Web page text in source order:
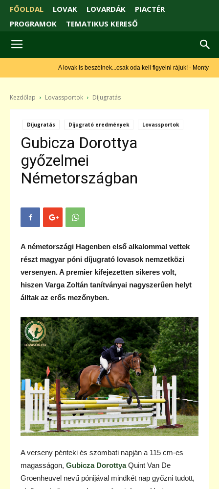
FŐOLDAL LOVAK LOVARDÁK
PIACTÉR
PROGRAMOK
TEMATIKUS KERESŐ
A lovak is beszélnek...csak oda kell figyelni rájuk! - Monty Roberts
Kezdőlap Lovassportok Díjugratás
Díjugratás Díjugrató eredmények Lovassportok
Gubicza Dorottya
győzelmei
Németországban
A németországi Hagenben első alkalommal vettek
részt magyar póni díjugrató lovasok nemzetközi
versenyen. A premier kifejezetten sikeres volt,
hiszen Varga Zoltán tanítványai nagyszerűen helyt
álltak az erős mezőnyben.
A verseny pénteki és szombati napján a 115 cm-es
magasságon, Gubicza DorottyaQuint Van De
Groenheuvel nevű pónijával mindkét nap győzni tudott,